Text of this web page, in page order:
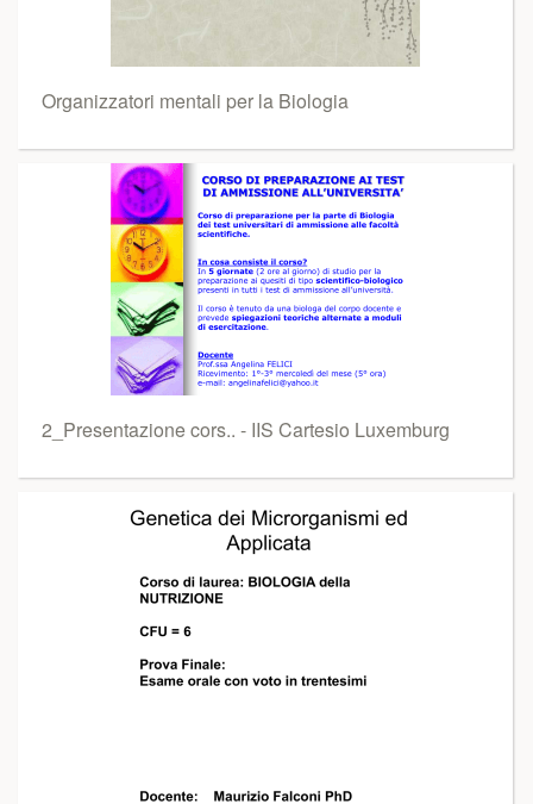
Organizzatori mentali per la Biologia
2_Presentazione cors.. - IIS Cartesio Luxemburg